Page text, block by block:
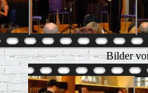
Bilder